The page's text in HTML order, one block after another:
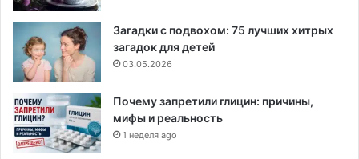
Загадки с подвохом: 75 лучших хитрых
загадок для детей
03.05.2026
Почему запретили глицин: причины,
мифы и реальность
1 неделя ago